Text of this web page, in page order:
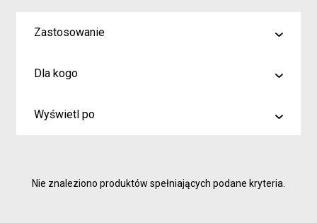
Zastosowanie
malowanie
kreślenie
Dla kogo
Artyści i profesjonaliści
Inspiracje dla rodziców i dzieci
Wyświetl po
Nie znaleziono produktów spełniających podane kryteria.